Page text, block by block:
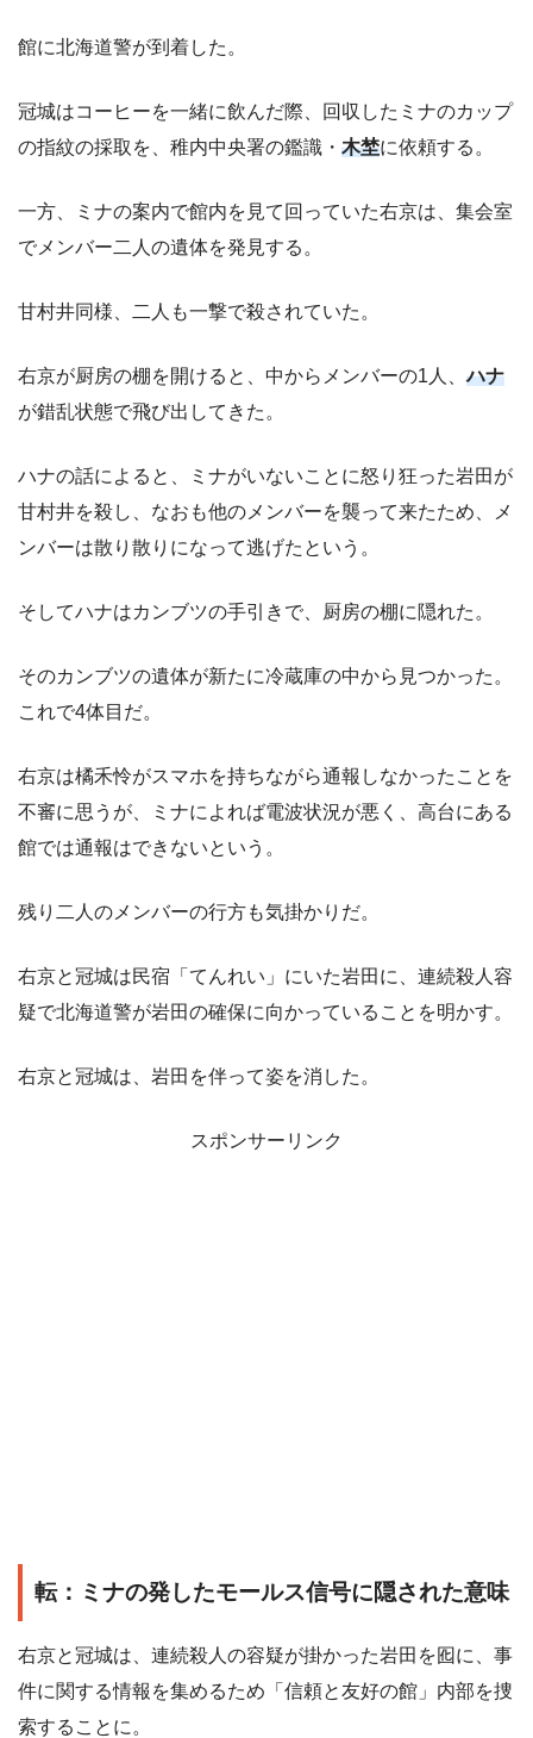
館に北海道警が到着した。
冠城はコーヒーを一緒に飲んだ際、回収したミナのカップ
の指紋の採取を、稚内中央署の鑑識・ 木埜に依頼する。
一方、ミナの案内で館内を見て回っていた右京は、集会室
でメンバー二人の遺体を発見する。
甘村井同様、二人も一撃で殺されていた。
右京が厨房の棚を開けると、中からメンバーの1人、ハナ
が錯乱状態で飛び出してきた。
ハナの話によると、ミナがいないことに怒り狂った岩田が
甘村井を殺し、なおも他のメンバーを襲って来たため、メ
ンバーは散り散りになって逃げたという。
そしてハナはカンブツの手引きで、厨房の棚に隠れた。
そのカンブツの遺体が新たに冷蔵庫の中から見つかった。
これで4体目だ。
右京は橘禾怜がスマホを持ちながら通報しなかったことを
不審に思うが、ミナによれば電波状況が悪く、高台にある
館では通報はできないという。
残り二人のメンバーの行方も気掛かりだ。
右京と冠城は民宿「てんれい」にいた岩田に、連続殺人容
疑で北海道警が岩田の確保に向かっていることを明かす。
右京と冠城は、岩田を伴って姿を消した。
スポンサーリンク
転：ミナの発したモールス信号に隠された意味
右京と冠城は、連続殺人の容疑が掛かった岩田を囮に、事
件に関する情報を集めるため「信頼と友好の館」内部を捜
索することに。